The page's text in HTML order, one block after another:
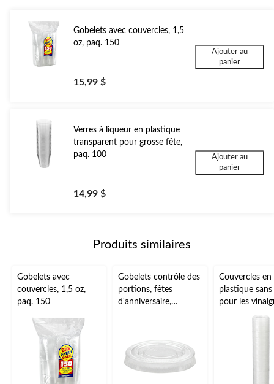
Gobelets avec couvercles, 1,5
oz, paq. 150
15,99 $
Ajouter au
panier
Verres à liqueur en plastique
transparent pour grosse fête,
paq. 100
14,99 $
Ajouter au
panier
Produits similaires
Gobelets avec
couvercles, 1,5 oz,
paq. 150
Gobelets contrôle des
portions, fêtes
d'anniversaire,
Couvercles en
plastique sans
pour les
les